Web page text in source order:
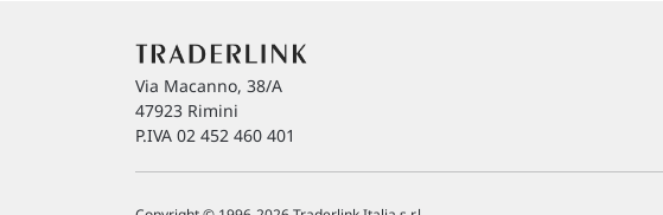
Via Macanno, 38/A
47923 Rimini
P.IVA 02 452 460 401